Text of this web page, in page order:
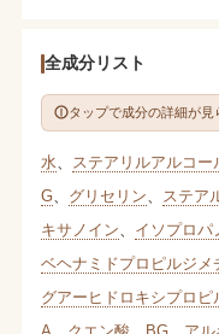
全成分リスト
タップで成分の詳細が見
水 ステアリルアルコー
G、 グリセリン ステア
キサノイン
イソプロパ
ベヘナミドプロピルジメ
グアーヒドロキシプロ
A
クエン酸 BG、 アル